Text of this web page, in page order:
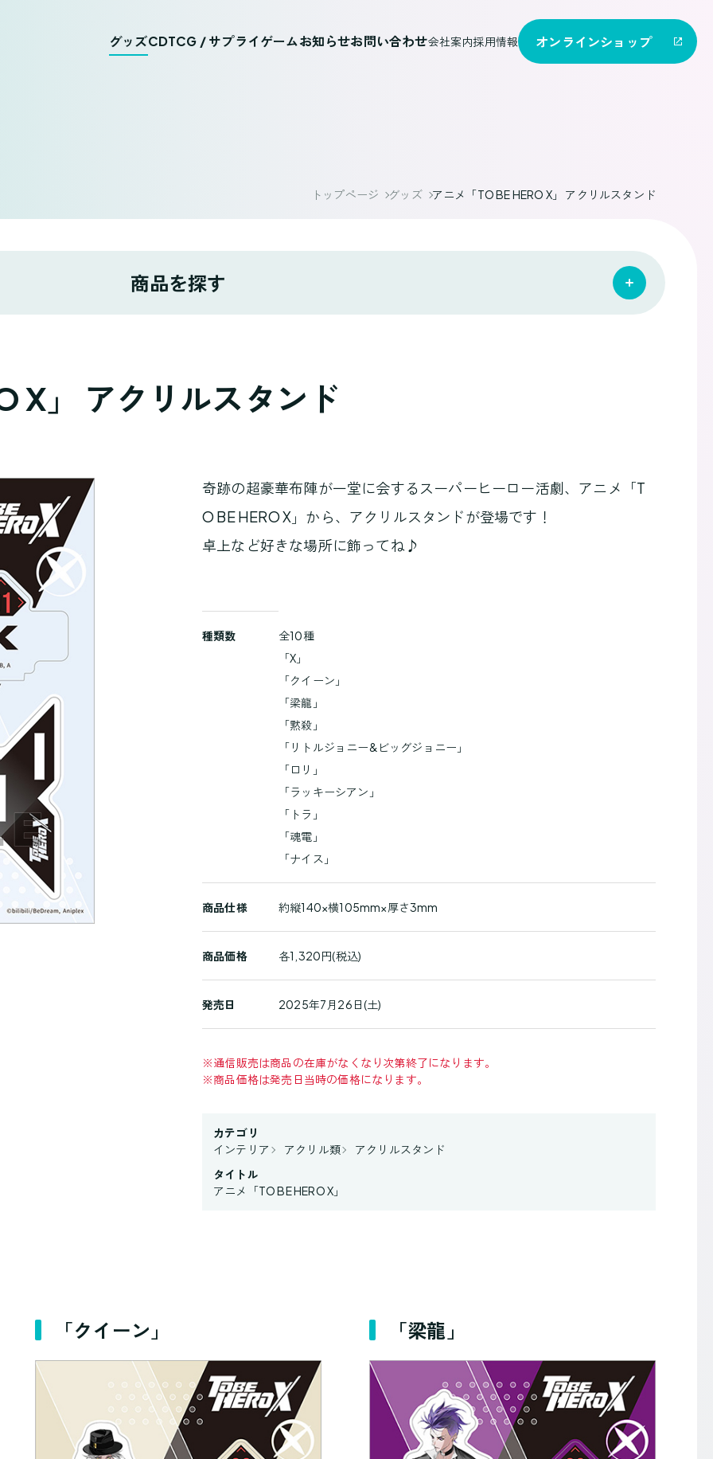
グッズCDTCG / サプライゲームお知らせお問い合わせ会社案内採用情報 オンラインショップ
トップページ グッズ アニメ「TO BE HERO X」 アクリルスタンド
商品を探す
X」 アクリルスタンド
奇跡の超豪華布陣が一堂に会するスーパーヒーロー活劇、アニメ「T
O BE HERO X」から、アクリルスタンドが登場です！
卓上など好きな場所に飾ってね♪
種類数
全10種
「X」
「クイーン」
「梁龍」
「黙殺」
「リトルジョニー&ビッグジョニー」
「ロリ」
「ラッキーシアン」
「トラ」
「魂電」
「ナイス」
商品仕様 約縦140×横105mm×厚さ3mm
商品価格 各1,320円(税込)
発売日 2025年7月26日(土)
※通信販売は商品の在庫がなくなり次第終了になります。
※商品価格は発売日当時の価格になります。
カテゴリ
インテリア
アクリル類
アクリルスタンド
タイトル
アニメ「TO BE HERO X」
「クイーン」 「梁龍」